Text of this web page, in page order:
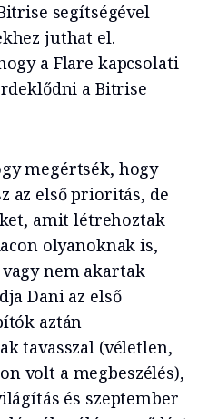
segítségével
juthat el.
a Flare kapcsolati
a Bitrise
megértsék, hogy
az első prioritás, de
amit létrehoztak
olyanoknak is,
nem akartak
Dani az első
aztán
tavasszal (véletlen,
volt a megbeszélés),
és szeptember